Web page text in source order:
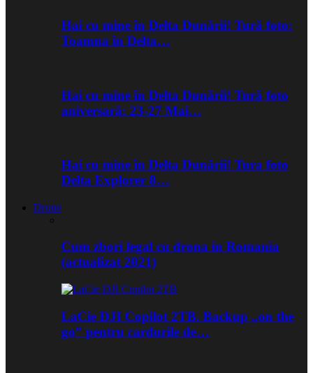
Hai cu mine în Delta Dunării! Tură foto:
Toamna în Delta…
Hai cu mine în Delta Dunării! Tură foto
aniversară: 23-27 Mai…
Hai cu mine în Delta Dunării! Tura foto
Delta Explorer 8…
Drone
Cum zbori legal cu drona in Romania
(actualizat 2021)
LaCie DJI Copilot 2TB. Backup „on the
go” pentru cardurile de…